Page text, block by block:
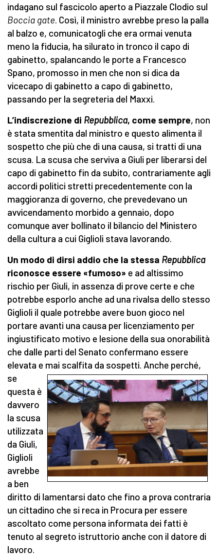
indagano sul fascicolo aperto a Piazzale Clodio sul
Boccia gate. Così, il ministro avrebbe preso la palla
al balzo e, comunicatogli che era ormai venuta
meno la fiducia, ha silurato in tronco il capo di
gabinetto, spalancando le porte a Francesco
Spano, promosso in men che non si dica da
vicecapo di gabinetto a capo di gabinetto,
passando per la segreteria del Maxxi.
L’indiscrezione di Repubblica, come sempre, non
è stata smentita dal ministro e questo alimenta il
sospetto che più che di una causa, si tratti di una
scusa. La scusa che serviva a Giuli per liberarsi del
capo di gabinetto fin da subito, contrariamente agli
accordi politici stretti precedentemente con la
maggioranza di governo, che prevedevano un
avvicendamento morbido a gennaio, dopo
comunque aver bollinato il bilancio del Ministero
della cultura a cui Giglioli stava lavorando.
Un modo di dirsi addio che la stessa Repubblica
riconosce essere «fumoso» e ad altissimo
rischio per Giuli, in assenza di prove certe e che
potrebbe esporlo anche ad una rivalsa dello stesso
Giglioli il quale potrebbe avere buon gioco nel
portare avanti una causa per licenziamento per
ingiustificato motivo e lesione della sua onorabilità
che dalle parti del Senato confermano essere
elevata e mai scalfita da sospetti. Anche perché,
se
questa è
davvero
la scusa
utilizzata
da Giuli,
Giglioli
avrebbe
a ben
diritto di lamentarsi dato che fino a prova contraria
un cittadino che si reca in Procura per essere
ascoltato come persona informata dei fatti è
tenuto al segreto istruttorio anche con il datore di
lavoro.